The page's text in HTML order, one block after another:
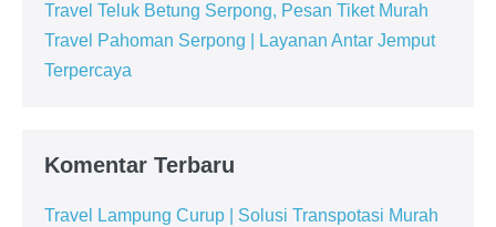
Travel Teluk Betung Serpong, Pesan Tiket Murah
Travel Pahoman Serpong | Layanan Antar Jemput
Terpercaya
Komentar Terbaru
Travel Lampung Curup | Solusi Transpotasi Murah